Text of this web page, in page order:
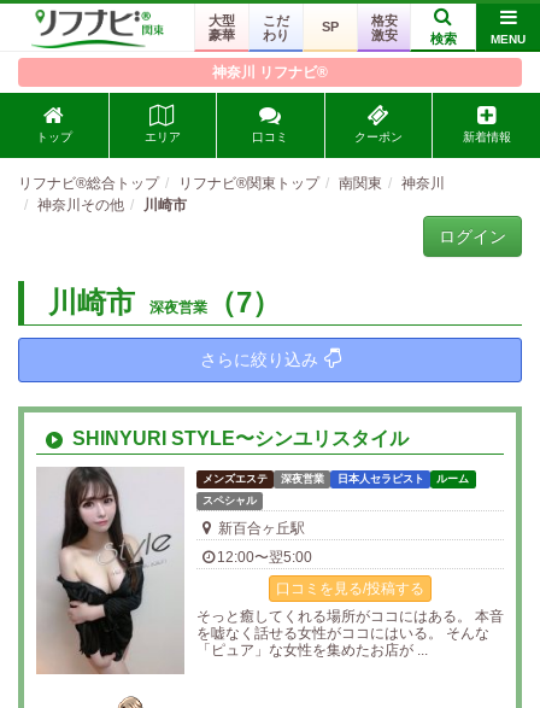
大型
豪華
こだ
わり
SP
格安
激安
検索 MENU
神奈川 リフナビ®
トップ エリア 口コミ クーポン 新着情報
リフナビ®総合トップ リフナビ®関東トップ 南関東
神奈川
神奈川その他
川崎市
ログイン
川崎市 深夜営業 （7）
さらに絞り込み
SHINYURI STYLE〜シンユリスタイル
メンズエステ 深夜営業 日本人セラピスト
ルーム
スペシャル
新百合ヶ丘駅
12:00〜翌5:00
口コミを見る/投稿する
そっと癒してくれる場所がココにはある。 本音
を嘘なく話せる女性がココにはいる。 そんな
「ピュア」な女性を集めたお店が ...